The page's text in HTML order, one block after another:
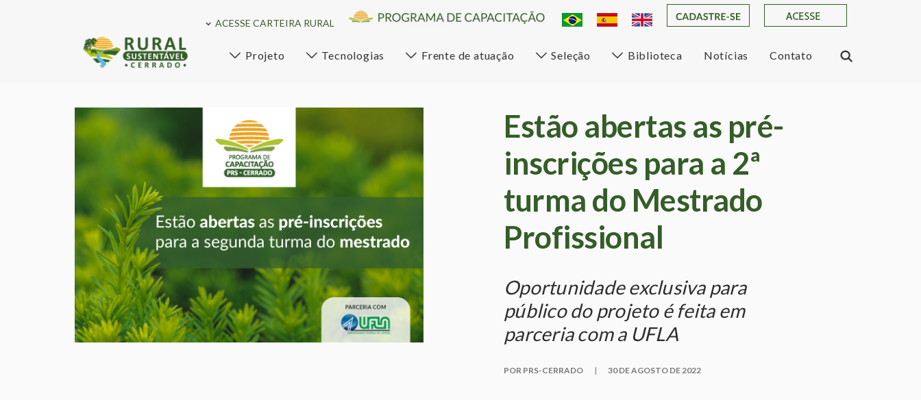
ACESSE CARTEIRA RURAL
Projeto Tecnologias Frente de atuação Seleção Biblioteca Notícias Contato
Estão abertas as pré-
inscrições para a 2ª
turma do Mestrado
Profissional
Oportunidade exclusiva para
público do projeto é feita em
parceria com a UFLA
POR PRS-CERRADO | 30 DE AGOSTO DE 2022